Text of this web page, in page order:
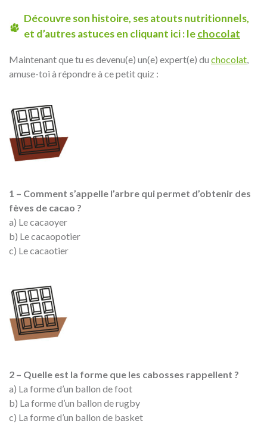
Découvre son histoire, ses atouts nutritionnels,
et d’autres astuces en cliquant ici : lechocolat
Maintenant que tu es devenu(e) un(e) expert(e) du chocolat,
amuse-toi à répondre à ce petit quiz :
1 – Comment s’appelle l’arbre qui permet d’obtenir des
fèves de cacao ?
a) Le cacaoyer
b) Le cacaopotier
c) Le cacaotier
2 – Quelle est la forme que les cabosses rappellent ?
a) La forme d’un ballon de foot
b) La forme d’un ballon de rugby
c) La forme d’un ballon de basket